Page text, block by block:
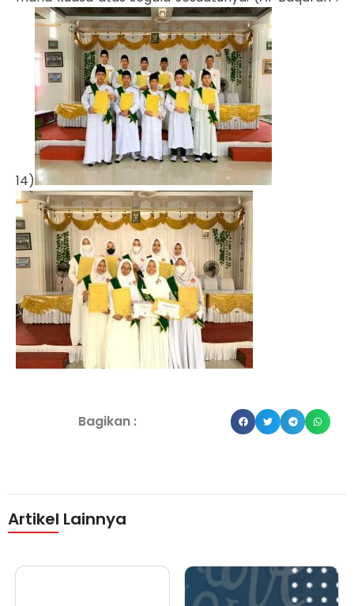
14)
Bagikan :
Artikel Lainnya